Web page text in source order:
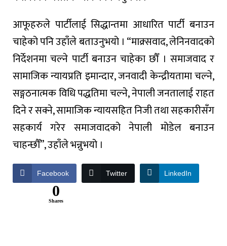
आफूहरुले पार्टीलाई सिद्धान्तमा आधारित पार्टी बनाउन
चाहेको पनि उहाँले बताउनुभयो । “माक्र्सवाद, लेनिनवादको
निर्देशनमा चल्ने पार्टी बनाउन चाहेका छौँ । समाजवाद र
सामाजिक न्यायप्रति इमान्दार, जनवादी केन्द्रीयतामा चल्ने,
सङ्गठनात्मक विधि पद्धतिमा चल्ने, नेपाली जनतालाई राहत
दिने र सक्ने, सामाजिक न्यायसहित निजी तथा सहकारीसँग
सहकार्य गरेर समाजवादको नेपाली मोडेल बनाउन
चाहन्छौँ”, उहाँले भन्नुभयो ।
Facebook Twitter LinkedIn
0
Shares